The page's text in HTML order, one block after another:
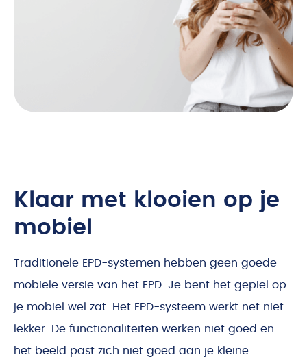
Klaar met klooien op je
mobiel
Traditionele EPD-systemen hebben geen goede
mobiele versie van het EPD. Je bent het gepiel op
je mobiel wel zat. Het EPD-systeem werkt net niet
lekker. De functionaliteiten werken niet goed en
het beeld past zich niet goed aan je kleine